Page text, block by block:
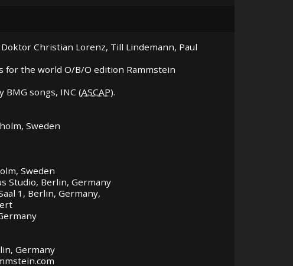
Christian Lorenz, Till Lindemann, Paul
for the world O/B/O edition Rammstein
BMG songs, INC (ASCAP).
Sweden
Sweden
Studio, Berlin, Germany
1, Berlin, Germany,
Germany